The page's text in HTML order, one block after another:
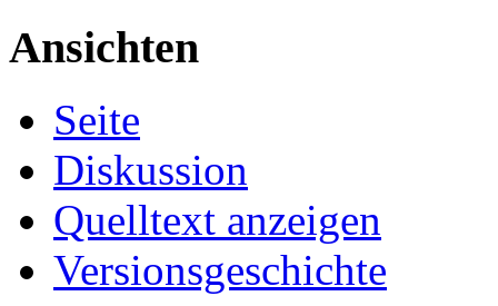
Ansichten
Seite
Diskussion
Quelltext anzeigen
Versionsgeschichte